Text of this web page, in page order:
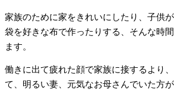
家族のために家をきれいにしたり、子供
袋を好きな布で作ったりする、そんな時
ます。
働きに出て疲れた顔で家族に接するより
て、明るい妻、元気なお母さんでいた方